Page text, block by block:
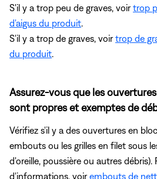
S'il y a trop peu de graves, voirtrop
d'aigus du produit
S'il y a trop de graves, voirtrop de
du produit
Assurez-vous que les
sont propres et exemptes de
Vérifiez s'il y a des ouvertures en
embouts ou les grilles en filet sous
d'oreille, poussière ou autres débris).
d'informations, voirembouts de